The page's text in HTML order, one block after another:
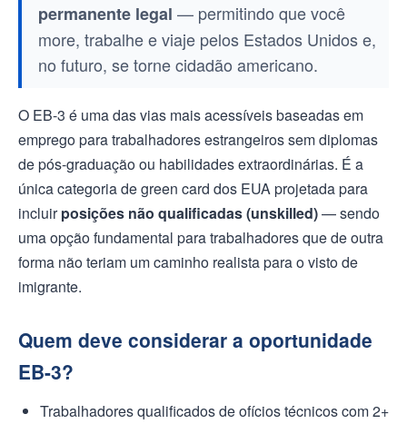
permanente legal — permitindo que você
more, trabalhe e viaje pelos Estados Unidos e,
no futuro, se torne cidadão americano.
O EB-3 é uma das vias mais acessíveis baseadas em
emprego para trabalhadores estrangeiros sem diplomas
de pós-graduação ou habilidades extraordinárias. É a
única categoria de green card dos EUA projetada para
incluirposições não qualificadas (unskilled)— sendo
uma opção fundamental para trabalhadores que de outra
forma não teriam um caminho realista para o visto de
imigrante.
Quem deve considerar a oportunidade
EB-3?
Trabalhadores qualificados de ofícios técnicos com 2+